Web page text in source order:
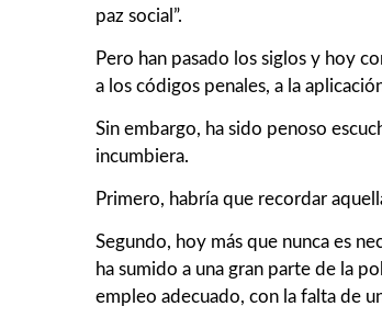
paz social”.
Pero han pasado los siglos y hoy
a los códigos penales, a la
Sin embargo, ha sido penoso
incumbiera.
Primero, habría que recordar
Segundo, hoy más que nunca es
ha sumido a una gran parte de la
empleo adecuado, con la falta de